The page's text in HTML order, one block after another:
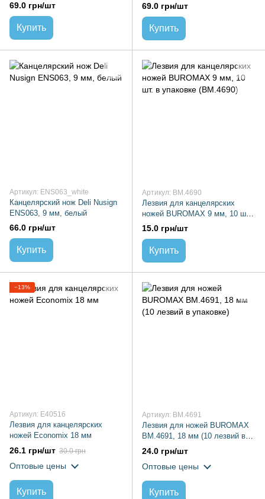
69.0 грн/шт
Купить
69.0 грн/шт
Купить
Артикул: ENS063_white
Канцелярский нож Deli Nusign
ENS063, 9 мм, белый
66.0 грн/шт
Купить
Артикул: BM.4690
Лезвия для канцелярских
ножей BUROMAX 9 мм, 10 шт.
в упаковке (BM.4690)
15.0 грн/шт
Купить
−13%
Артикул: E40516
Лезвия для канцелярских
ножей Economix 18 мм
26.1 грн/шт 30.0 грн
Оптовые цены
Купить
Артикул: BM.4691
Лезвия для ножей BUROMAX
BM.4691, 18 мм (10 лезвий в
упаковке)
24.0 грн/шт
Оптовые цены
Купить